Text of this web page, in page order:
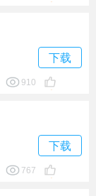
下载
910
下载
767